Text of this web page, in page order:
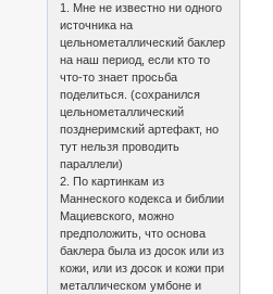
1. Мне не известно ни одного
источника на
цельнометаллический баклер
на наш период, если кто то
что-то знает просьба
поделиться. (сохранился
цельнометаллический
позднеримский артефакт, но
тут нельзя проводить
параллели)
2. По картинкам из
Маннеского кодекса и библии
Мациевского, можно
предположить, что основа
баклера была из досок или из
кожи, или из досок и кожи при
металлическом умбоне и